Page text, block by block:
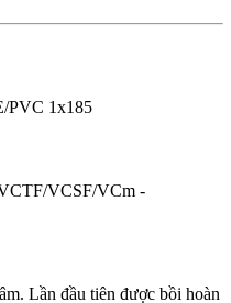
PVC 1x185
VCSF/VCm -
Lần đầu tiên được bồi hoàn